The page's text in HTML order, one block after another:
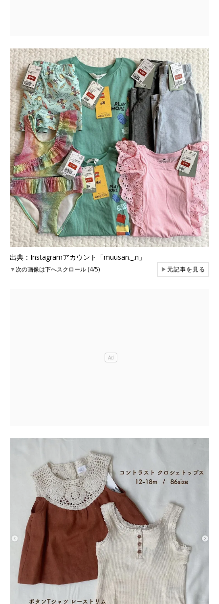
出典：Instagramアカウント「muusan._.n」
▼次の画像は下へスクロール (4/5) ▶元記事を見る